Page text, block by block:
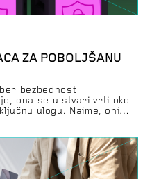
ZA POBOLJŠANU
bezbednost
ona se u stvari vrti oko
ulogu. Naime, oni
greške socijalnog
da se pojedinci
i obukama […]